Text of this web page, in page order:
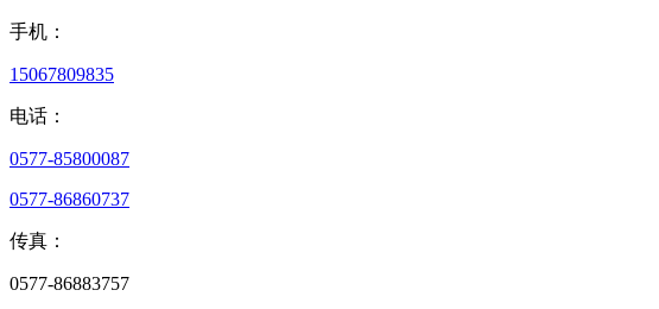
手机：
15067809835
电话：
0577-85800087
0577-86860737
传真：
0577-86883757